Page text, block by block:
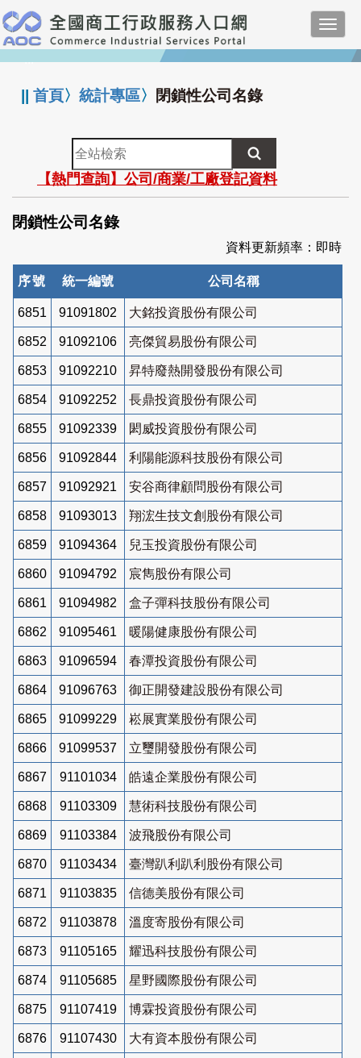
跳
到
主
要
:::
||首頁〉統計專區〉 閉鎖性公司名錄
全
站
檢
索
【熱門查詢】公司/商業/工廠登記資料
閉鎖性公司名錄
資料更新頻率：即時
序號 統一編號 公司名稱
6851 91091802 大銘投資股份有限公司
6852 91092106 亮傑貿易股份有限公司
6853 91092210 昇特廢熱開發股份有限公司
6854 91092252 長鼎投資股份有限公司
6855 91092339 閎威投資股份有限公司
6856 91092844 利陽能源科技股份有限公司
6857 91092921 安谷商律顧問股份有限公司
6858 91093013 翔浤生技文創股份有限公司
6859 91094364 兒玉投資股份有限公司
6860 91094792 宸雋股份有限公司
6861 91094982 盒子彈科技股份有限公司
6862 91095461 暖陽健康股份有限公司
6863 91096594 春潭投資股份有限公司
6864 91096763 御正開發建設股份有限公司
6865 91099229 崧展實業股份有限公司
6866 91099537 立璽開發股份有限公司
6867 91101034 皓遠企業股份有限公司
6868 91103309 慧術科技股份有限公司
6869 91103384 波飛股份有限公司
6870 91103434 臺灣趴利趴利股份有限公司
6871 91103835 信德美股份有限公司
6872 91103878 溫度寄股份有限公司
6873 91105165 耀迅科技股份有限公司
6874 91105685 星野國際股份有限公司
6875 91107419 博霖投資股份有限公司
6876 91107430 大有資本股份有限公司